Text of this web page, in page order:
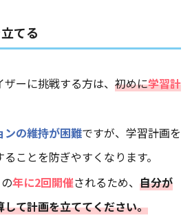
てる
ーに挑戦する方は、 初めに学習計
ンの維持が困難ですが、学習計画を
ことを防ぎやすくなります。
の年に2回開催されるため、 自分が
て計画を立ててください。